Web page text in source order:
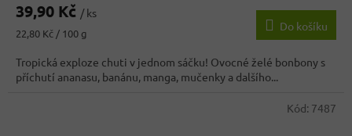
produktu
4,6
z
5
hvězdiček.
39,90 Kč / ks
Měrná
22,80 Kč / 100 g
Do košíku
Tropická exploze chuti v jednom sáčku! Ovocné želé bonbony s
příchutí ananasu, banánu, manga, mučenky a dalšího...
Kód: 7487